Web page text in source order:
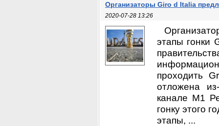
Организаторы Giro d Italia
2020-07-28 13:26
этапы гонки
проходить
отложена
канале M1
гонку этого
этапы, ...